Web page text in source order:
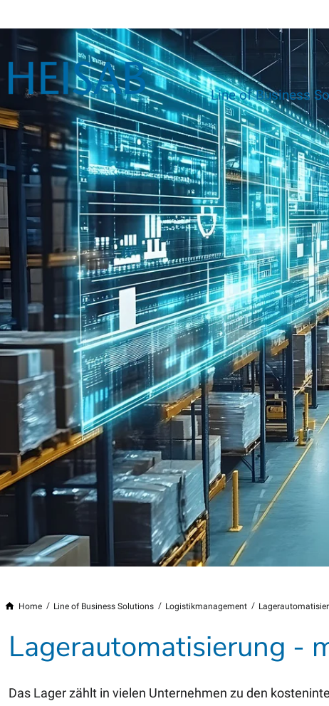
Line of Business
Home Line of Business Solutions Logistikmanagement
Lagerautomatisierung -
Das Lager zählt in vielen Unternehmen zu den